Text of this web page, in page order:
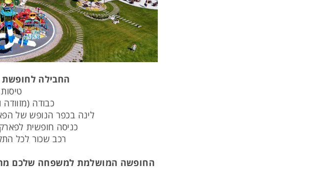
החבילה
כבודה
לינה בכפר הנופש של
כניסה חופשית
רכב שכור לכל
החופשה המושלמת למשפחה שלכם